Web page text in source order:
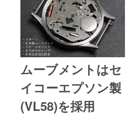
ムーブメントはセ
イコーエプソン製
(VL58)を採用